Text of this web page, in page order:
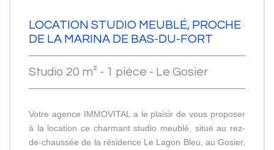
LOCATION STUDIO MEUBLÉ, PROCHE
DE LA MARINA DE BAS-DU-FORT
Studio 20 m² - 1 pièce - Le Gosier
Votre agence IMMOVITAL a le plaisir de vous proposer
à la location ce charmant studio meublé, situé au rez-
de-chaussée de la résidence Le Lagon Bleu, au Gosier,